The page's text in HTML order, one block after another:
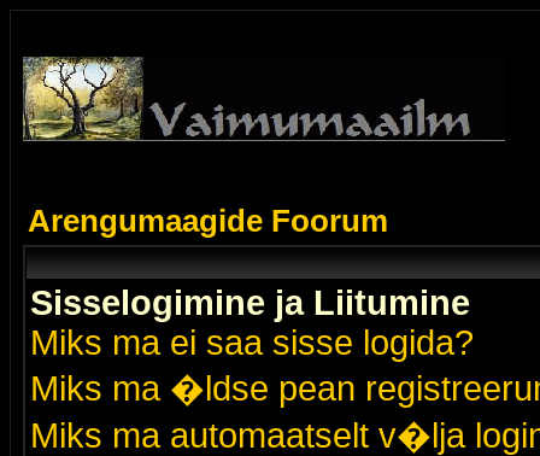
Arengumaagide Foorum
Sisselogimine ja Liitumine
Miks ma ei saa sisse logida?
Miks ma �ldse pean
Miks ma automaatselt v�lja